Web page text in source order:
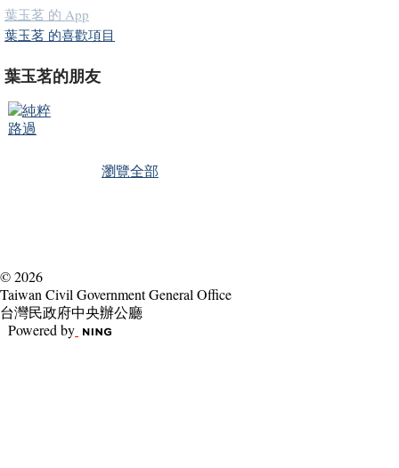
葉玉茗 的 App
葉玉茗 的喜歡項目
葉玉茗的朋友
瀏覽全部
© 2026
Taiwan Civil Government General Office
台灣民政府中央辦公廳
Powered by